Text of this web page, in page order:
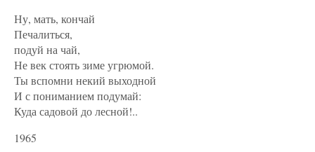
Ну, мать, кончай
Печалиться,
подуй на чай,
Не век стоять зиме угрюмой.
Ты вспомни некий выходной
И с пониманием подумай:
Куда садовой до лесной!..
1965